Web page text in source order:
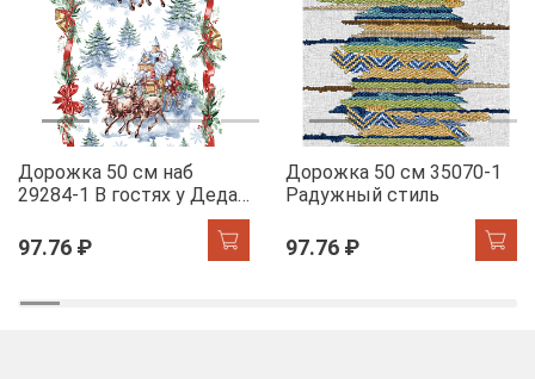
Дорожка 50 см наб
29284-1 В гостях у Деда
97.76 ₽
Дорожка 50 см 35070-1
Радужный стиль
97.76 ₽